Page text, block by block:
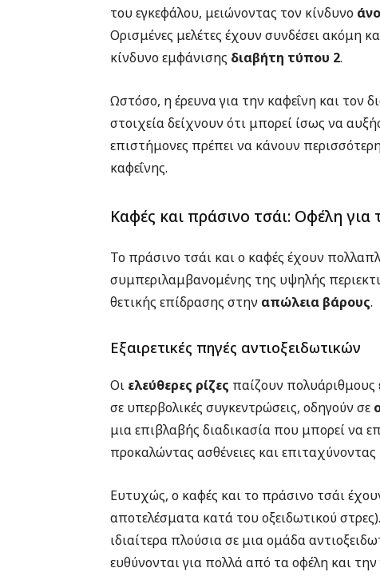
του εγκεφάλου, μειώνοντας τον κίνδυνο
Ορισμένες μελέτες έχουν συνδέσει ακόμη
κίνδυνο εμφάνισης διαβήτη τύπου 2.
Ωστόσο, η έρευνα για την καφεΐνη και τον
στοιχεία δείχνουν ότι μπορεί ίσως να
επιστήμονες πρέπει να κάνουν
καφεΐνης.
Καφές και πράσινο τσάι: Οφέλη για
Το πράσινο τσάι και ο καφές έχουν
συμπεριλαμβανομένης της υψηλής
θετικής επίδρασης στην απώλεια βάρους.
Εξαιρετικές πηγές αντιοξειδωτικών
Οι ελεύθερες ρίζες παίζουν πολυάριθμους
σε υπερβολικές συγκεντρώσεις, οδηγούν σε
μια επιβλαβής διαδικασία που μπορεί να
προκαλώντας ασθένειες και
Ευτυχώς, ο καφές και το πράσινο τσάι
αποτελέσματα κατά του οξειδωτικού
ιδιαίτερα πλούσια σε μια ομάδα
ευθύνονται για πολλά από τα οφέλη και